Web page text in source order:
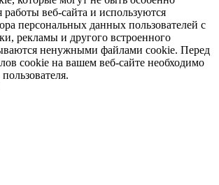
веб-сайта и используются
персональных данных пользователей с
рекламы и другого встроенного
ненужными файлами cookie. Перед
cookie на вашем веб-сайте необходимо